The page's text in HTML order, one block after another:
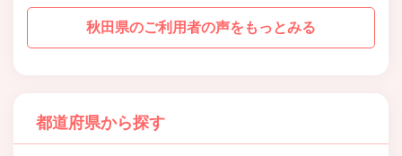
秋田県のご利用者の声をもっとみる
都道府県から探す